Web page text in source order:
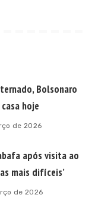
Bolsonaro
hoje
de 2026
após visita ao
mais difíceis’
de 2026